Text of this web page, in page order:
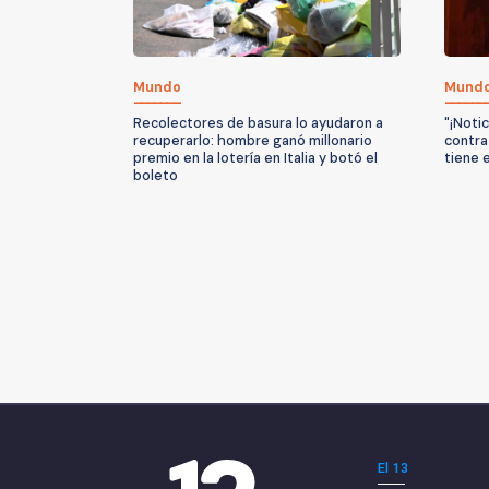
Mundo
Recolectores de basura lo ayudaron a
recuperarlo: hombre ganó millonario
premio en la lotería en Italia y botó el
boleto
contra
tiene
El 13